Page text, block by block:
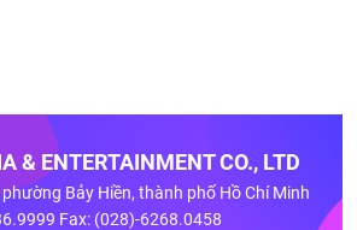
& ENTERTAINMENT CO., LTD
Bảy Hiền, thành phố Hồ Chí Minh
Fax: (028)-6268.0458